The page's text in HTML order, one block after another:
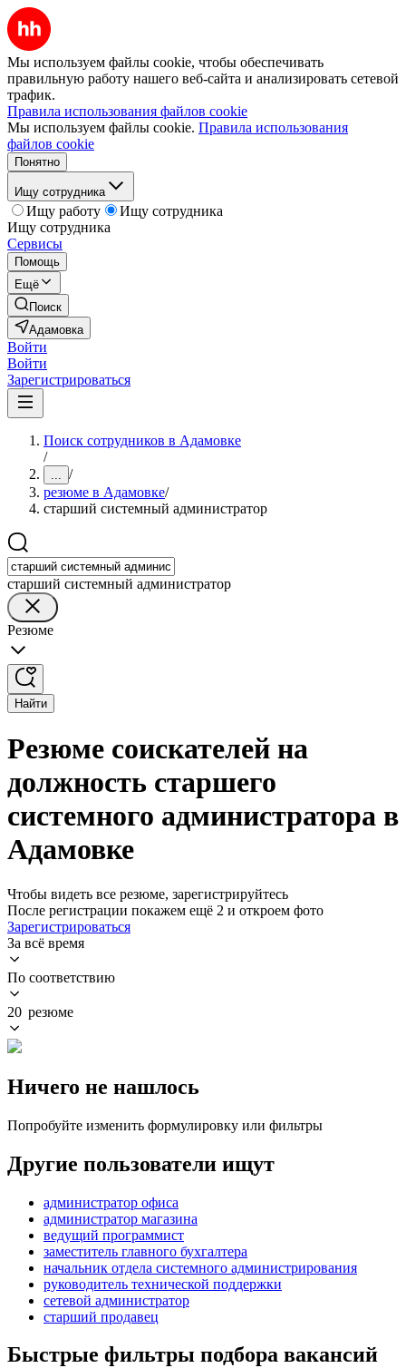
Мы используем файлы cookie, чтобы обеспечивать
правильную работу нашего веб-сайта и анализировать сетевой
трафик.
Правила использования файлов cookie
Мы используем файлы cookie. Правила использования
файлов cookie
Понятно
Ищу сотрудника
Ищу работу
Ищу сотрудника
Ищу сотрудника
Сервисы
Помощь
Ещё
Поиск
Адамовка
Войти
Войти
Зарегистрироваться
Поиск сотрудников в Адамовке
/
... /
резюме в Адамовке/
старший системный администратор
старший системный администратор
Резюме
Найти
Резюме соискателей на
должность старшего
системного администратора в
Адамовке
Чтобы видеть все резюме, зарегистрируйтесь
После регистрации покажем ещё 2 и откроем фото
Зарегистрироваться
За всё время
По соответствию
20 резюме
Ничего не нашлось
Попробуйте изменить формулировку или фильтры
Другие пользователи ищут
администратор офиса
администратор магазина
ведущий программист
заместитель главного бухгалтера
начальник отдела системного администрирования
руководитель технической поддержки
сетевой администратор
старший продавец
Быстрые фильтры подбора вакансий